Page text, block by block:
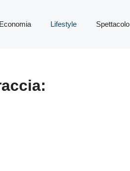
Economia Lifestyle Spettacolo